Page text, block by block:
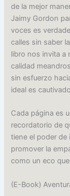
de la mejor
Jaimy Gordon
voces es
calles sin saber
libro nos invita a
calidad
sin esfuerzo
ideal es
Cada página es
recordatorio de
tiene el poder
promover la
como un eco
(E-Book)